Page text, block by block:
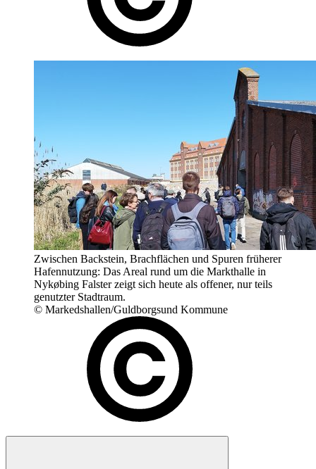
Zwischen Backstein, Brachflächen und Spuren früherer
Hafennutzung: Das Areal rund um die Markthalle in
Nykøbing Falster zeigt sich heute als offener, nur teils
genutzter Stadtraum.
© Markedshallen/Guldborgsund Kommune